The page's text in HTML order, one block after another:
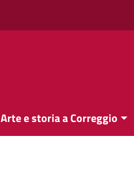
Arte e storia a Correggio